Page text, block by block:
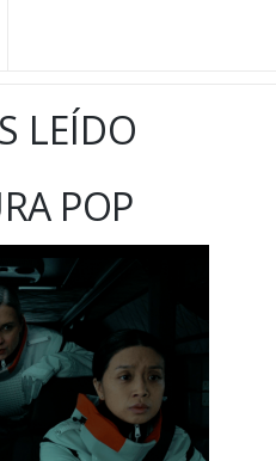
LEÍDO
POP